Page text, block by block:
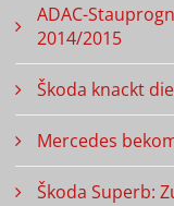
ADAC-
2014/2015
Škoda knackt
Mercedes
Škoda Superb: